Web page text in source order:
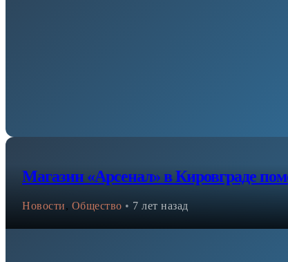
Магазин «Арсенал» в Кировграде
Новости, Общество • 7 лет назад